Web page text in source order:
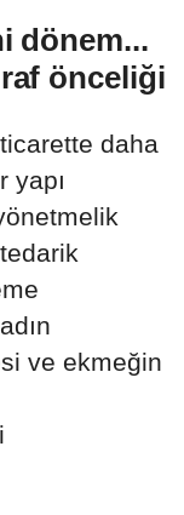
dönem...
önceliği
daha
yapı
ve ekmeğin